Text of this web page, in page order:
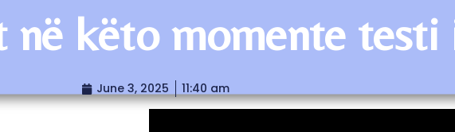
në këto momente testi
June 3, 2025 11:40 am